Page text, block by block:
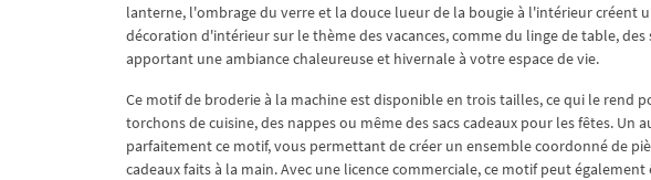
lanterne, l'ombrage du verre et la douce lueur de la bougie à l'intérieur créent
décoration d'intérieur sur le thème des vacances, comme du linge de table,
apportant une ambiance chaleureuse et hivernale à votre espace de vie.
Ce motif de broderie à la machine est disponible en trois tailles, ce qui le rend
torchons de cuisine, des nappes ou même des sacs cadeaux pour les fêtes. Un
parfaitement ce motif, vous permettant de créer un ensemble coordonné de
cadeaux faits à la main. Avec une licence commerciale, ce motif peut